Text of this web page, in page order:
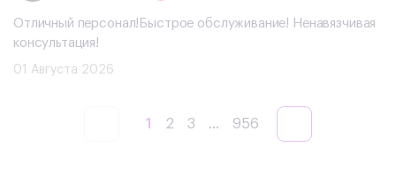
Отличный персонал!Быстрое обслуживание! Ненавязчивая
консультация!
01 Августа 2026
1 2 3 ... 956